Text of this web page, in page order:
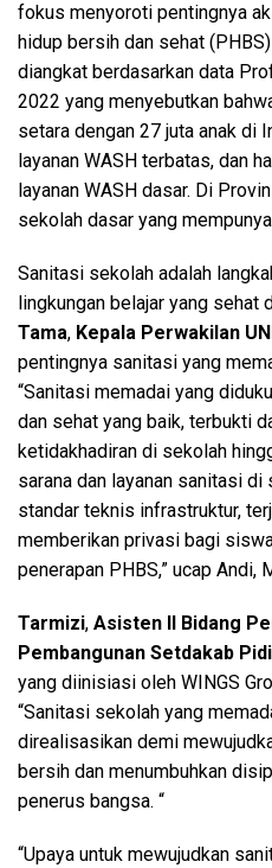
fokus menyoroti pentingnya
hidup bersih dan sehat
diangkat berdasarkan data
2022 yang menyebutkan
setara dengan 27 juta anak di
layanan WASH terbatas, dan
layanan WASH dasar. Di
sekolah dasar yang
Sanitasi sekolah adalah
lingkungan belajar yang sehat
Tama, Kepala Perwakilan
pentingnya sanitasi yang
“Sanitasi memadai yang
dan sehat yang baik, terbukti
ketidakhadiran di sekolah
sarana dan layanan sanitasi
standar teknis infrastruktur,
memberikan privasi bagi
penerapan PHBS,” ucap
Tarmizi, Asisten II Bidang
Pembangunan Setdakab
yang diinisiasi oleh WINGS
“Sanitasi sekolah yang
direalisasikan demi
bersih dan menumbuhkan
penerus bangsa. “
“Upaya untuk mewujudkan